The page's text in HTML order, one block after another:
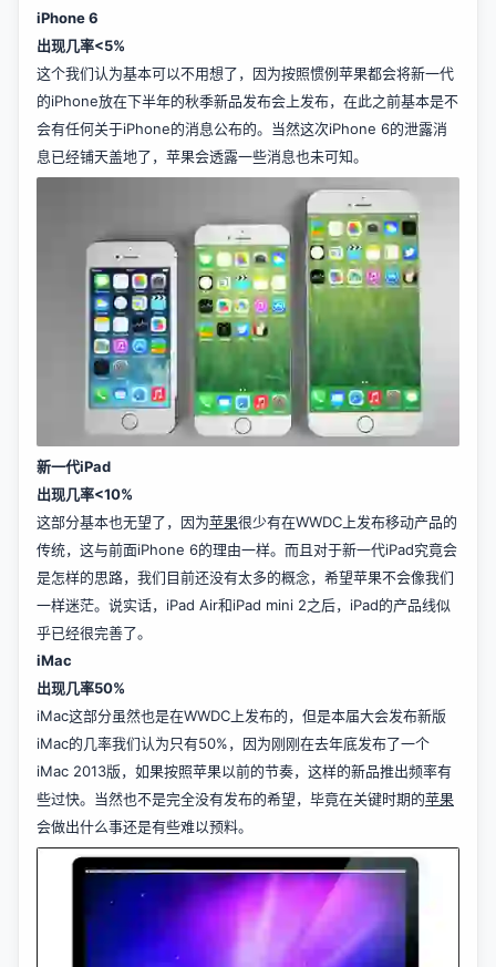
iPhone 6
出现几率<5%
这个我们认为基本可以不用想了，因为按照惯例苹果都会将新一代
的iPhone放在下半年的秋季新品发布会上发布，在此之前基本是不
会有任何关于iPhone的消息公布的。当然这次iPhone 6的泄露消
息已经铺天盖地了，苹果会透露一些消息也未可知。
新一代iPad
出现几率<10%
这部分基本也无望了，因为苹果很少有在WWDC上发布移动产品的
传统，这与前面iPhone 6的理由一样。而且对于新一代iPad究竟会
是怎样的思路，我们目前还没有太多的概念，希望苹果不会像我们
一样迷茫。说实话，iPad Air和iPad mini 2之后，iPad的产品线似
乎已经很完善了。
iMac
出现几率50%
iMac这部分虽然也是在WWDC上发布的，但是本届大会发布新版
iMac的几率我们认为只有50%，因为刚刚在去年底发布了一个
iMac 2013版，如果按照苹果以前的节奏，这样的新品推出频率有
些过快。当然也不是完全没有发布的希望，毕竟在关键时期的苹果
会做出什么事还是有些难以预料。